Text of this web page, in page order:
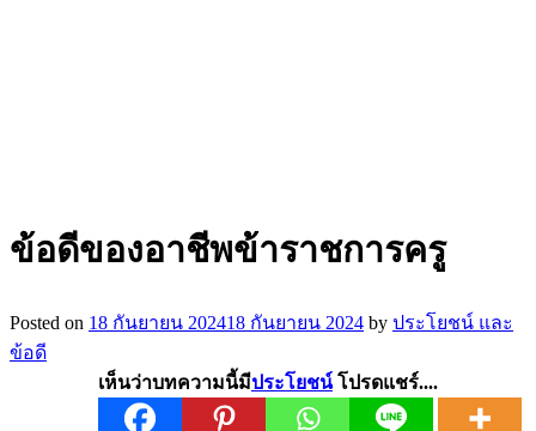
ข้อดีของอาชีพข้าราชการครู
Posted on 18 กันยายน 202418 กันยายน 2024 by ประโยชน์ และ
ข้อดี
เห็นว่าบทความนี้มีประโยชน์โปรดแชร์....